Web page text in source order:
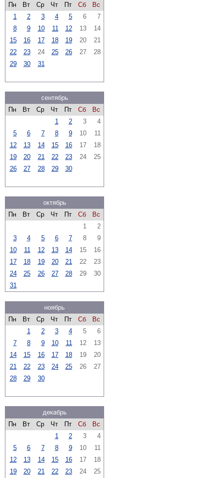
Пн
Вт Ср Чт Пт Сб
Вс
1
2 3 4 5 6
7
8
9 10 11 12 13
14
15
16 17 18 19 20
21
22
23 24 25 26 27
28
29
30 31
сентябрь
Пн
Вт Ср Чт Пт Сб
Вс
1
2 3
4
5
6 7 8 9 10
11
12
13 14 15 16 17
18
19
20 21 22 23 24
25
26
27 28 29 30
октябрь
Пн
Вт Ср Чт Пт Сб
Вс
1
2
3
4 5 6 7 8
9
10
11 12 13 14 15
16
17
18 19 20 21 22
23
24
25 26 27 28 29
30
31
ноябрь
Пн
Вт Ср Чт Пт Сб
Вс
1
2 3 4 5
6
7
8 9 10 11 12
13
14
15 16 17 18 19
20
21
22 23 24 25 26
27
28
29 30
декабрь
Пн
Вт Ср Чт Пт Сб
Вс
1
2 3
4
5
6 7 8 9 10
11
12
13 14 15 16 17
18
19
20 21 22 23 24
25